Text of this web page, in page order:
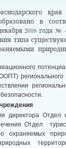
в
2016 года №
типа
регионального
директора Отдел
Отдел
охраняемых